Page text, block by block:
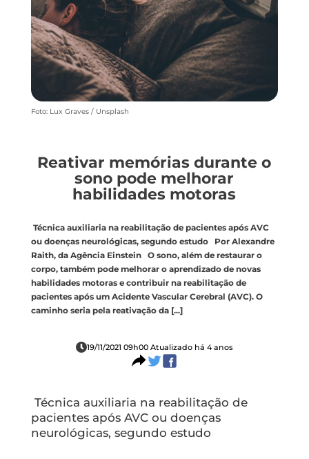
Foto: Lux Graves / Unsplash
Reativar memórias durante o
sono pode melhorar
habilidades motoras
Técnica auxiliaria na reabilitação de pacientes após AVC
ou doenças neurológicas, segundo estudo Por Alexandre
Raith, da Agência Einstein O sono, além de restaurar o
corpo, também pode melhorar o aprendizado de novas
habilidades motoras e contribuir na reabilitação de
pacientes após um Acidente Vascular Cerebral (AVC). O
caminho seria pela reativação da [...]
19/11/2021 09h00 Atualizado há 4 anos
Técnica auxiliaria na reabilitação de
pacientes após AVC ou doenças
neurológicas, segundo estudo